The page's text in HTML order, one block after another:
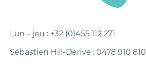
Lun – jeu : +32 (0)455 112 271
Sébastien Hill-Derive : 0478 910 810